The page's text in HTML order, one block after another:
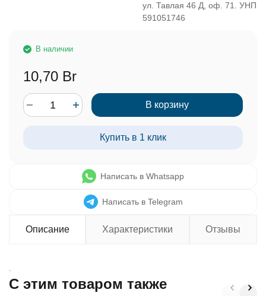
ул. Тавлая 46 Д, оф. 71. УНП
591051746
В наличии
10,70 Br
В корзину
Купить в 1 клик
Написать в Whatsapp
Написать в Telegram
Описание Характеристики Отзывы
C этим товаром также